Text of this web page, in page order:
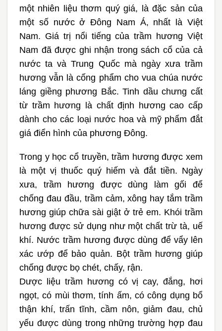
một nhiên liệu thơm quý giá, là đặc sản của
một số nước ở Đông Nam Á, nhất là Việt
Nam. Giá trị nổi tiếng của trầm hương Việt
Nam đã được ghi nhận trong sách cổ của cả
nước ta và Trung Quốc mà ngày xưa trầm
hương vẫn là cống phẩm cho vua chúa nước
láng giềng phương Bắc. Tinh dầu chưng cất
từ trầm hương là chất định hương cao cấp
dành cho các loại nước hoa và mỹ phẩm đắt
giá điển hình của phương Đông.
Trong y học cổ truyền, trầm hương được xem
là một vị thuốc quý hiếm và đắt tiền. Ngày
xưa, trầm hương được dùng làm gối để
chống đau đầu, trầm cảm, xông hay tắm trầm
hương giúp chữa sài giật ở trẻ em. Khói trầm
hương được sử dụng như một chất trừ tà, uế
khí. Nước trầm hương được dùng để vẩy lên
xác ướp để bảo quản. Bột trầm hương giúp
chống được bọ chét, chấy, rận.
Dược liệu trầm hương có vị cay, đắng, hơi
ngọt, có mùi thơm, tính ấm, có công dụng bổ
thận khí, trấn tĩnh, cầm nôn, giảm đau, chủ
yếu được dùng trong những trường hợp đau